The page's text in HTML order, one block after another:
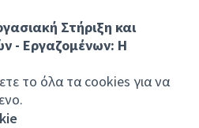
Στήριξη και
- Εργαζομένων: Η
το όλα τα cookies για να